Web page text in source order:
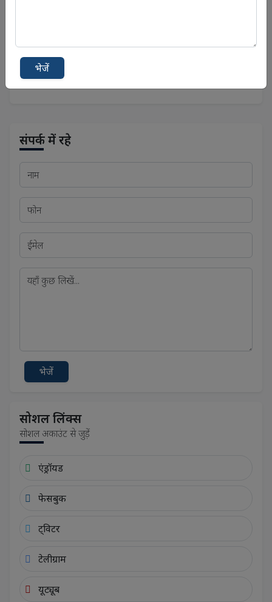
बिहार लोक सेवा आयोग (बीपीएससी)
मध्य प्रदेश लोक सेवा आयोग (एमपीपीएससी)
संपर्क में रहे
भेजें
सोशल लिंक्स
सोशल अकाउंट से जुड़ें
एंड्रॉयड
फेसबुक
ट्विटर
टेलीग्राम
यूट्यूब
भेजें